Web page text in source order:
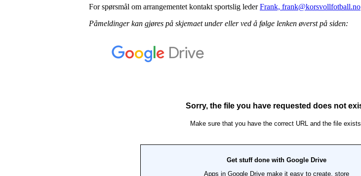
For spørsmål om arrangementet kontakt sportslig lederFrank, frank@korsvollfotball.no
Påmeldinger kan gjøres på skjemaet under eller ved å følge lenken øverst på siden: